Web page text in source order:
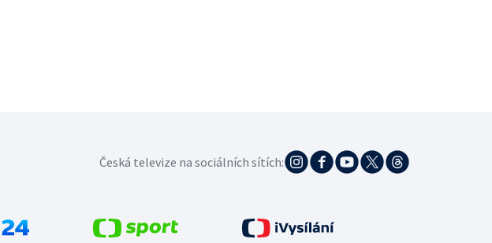
Česká televize na sociálních sítích: